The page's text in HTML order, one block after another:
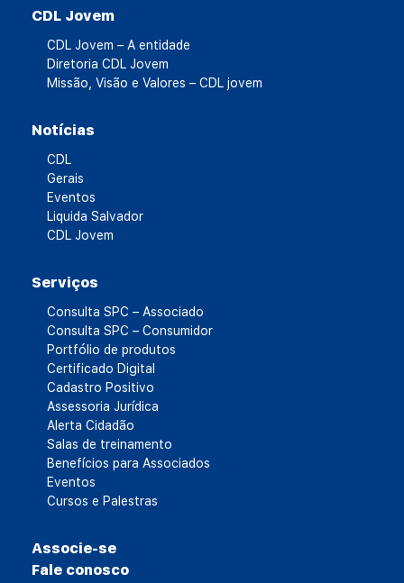
CDL Jovem
CDL Jovem – A entidade
Diretoria CDL Jovem
Missão, Visão e Valores – CDL jovem
Notícias
CDL
Gerais
Eventos
Liquida Salvador
CDL Jovem
Serviços
Consulta SPC – Associado
Consulta SPC – Consumidor
Portfólio de produtos
Certificado Digital
Cadastro Positivo
Assessoria Jurídica
Alerta Cidadão
Salas de treinamento
Benefícios para Associados
Eventos
Cursos e Palestras
Associe-se
Fale conosco